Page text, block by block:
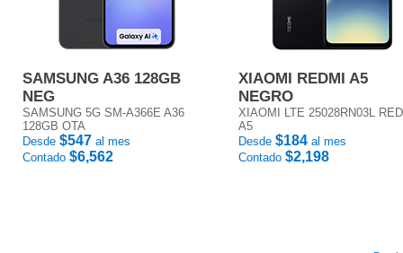
SAMSUNG A36 128GB
NEG
SAMSUNG 5G SM-A366E A36
128GB OTA
Desde $547 al mes
Contado $6,562
XIAOMI REDMI A5
NEGRO
XIAOMI LTE 25028RN03L
A5
Desde $184 al mes
Contado $2,198